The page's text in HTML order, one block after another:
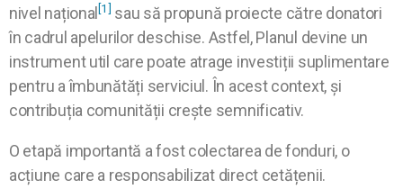
nivel național[1] sau să propună proiecte către donatori
în cadrul apelurilor deschise. Astfel, Planul devine un
instrument util care poate atrage investiții suplimentare
pentru a îmbunătăți serviciul. În acest context, și
contribuția comunității crește semnificativ.
O etapă importantă a fost colectarea de fonduri, o
acțiune care a responsabilizat direct cetățenii.